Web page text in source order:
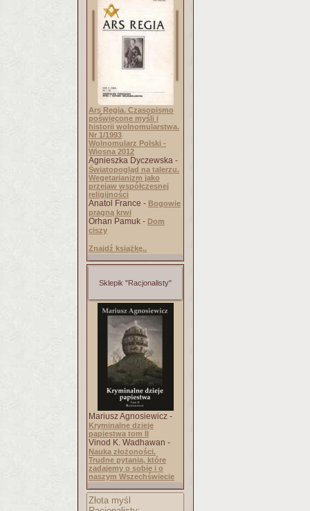
Ars Regia. Czasopismo
poświęcone myśli i
historii wolnomularstwa.
Nr 1/1993
Wolnomularz Polski -
Wiosna 2012
Agnieszka Dyczewska -
Światopogląd na talerzu.
Wegetarianizm jako
przejaw współczesnej
religijności
Anatol France - Bogowie
pragną krwi
Orhan Pamuk - Dom
ciszy
Znajdź książkę..
Sklepik "Racjonalisty"
Mariusz Agnosiewicz -
Kryminalne dzieje
papiestwa tom II
Vinod K. Wadhawan -
Nauka złożoności.
Trudne pytania, które
zadajemy o sobie i o
naszym Wszechświecie
Złota myśl